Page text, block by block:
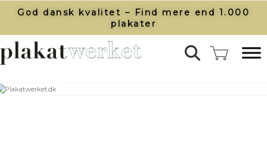
God dansk kvalitet – Find mere end 1.000
plakater​